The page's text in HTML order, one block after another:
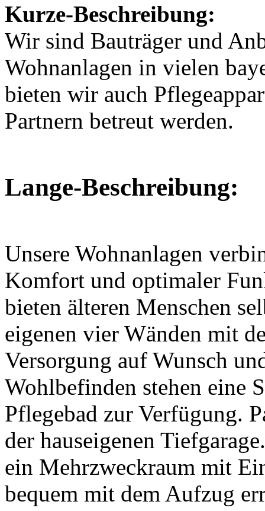
Kurze-Beschreibung:
Wir sind Bauträger und
Wohnanlagen in vielen
bieten wir auch
Partnern betreut werden.
Lange-Beschreibung:
Unsere Wohnanlagen
Komfort und optimaler
bieten älteren Menschen
eigenen vier Wänden mit
Versorgung auf Wunsch
Wohlbefinden stehen eine
Pflegebad zur Verfügung.
der hauseigenen
ein Mehrzweckraum mit
bequem mit dem Aufzug